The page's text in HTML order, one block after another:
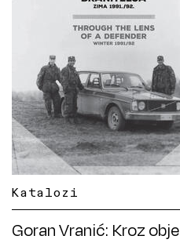
Katalozi
Goran Vranić: Kroz